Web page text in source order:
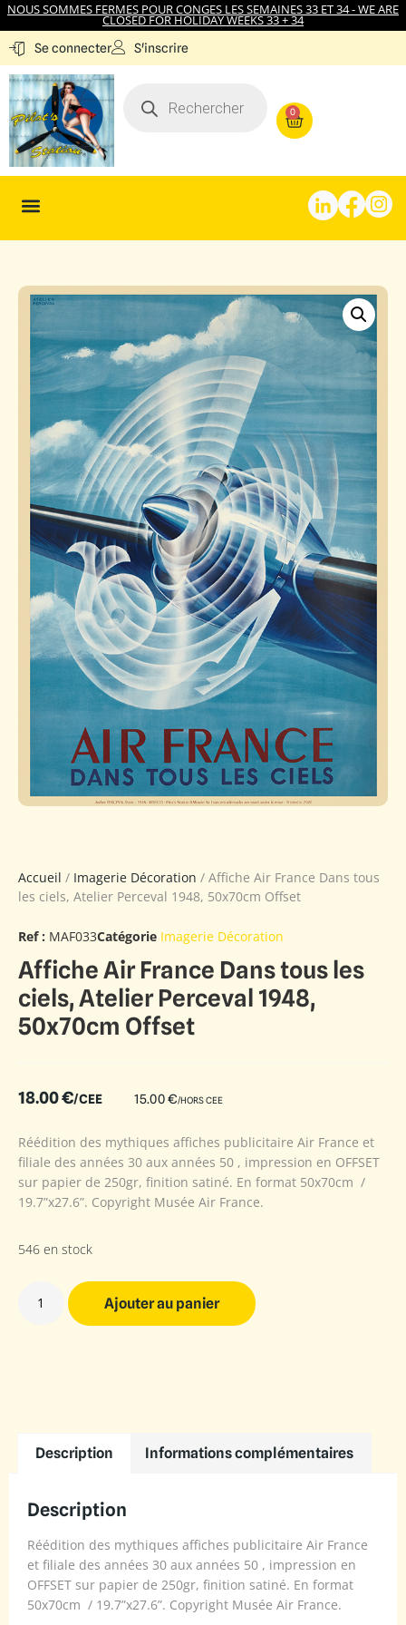
NOUS SOMMES FERMES POUR CONGES LES SEMAINES 33 ET 34 - WE ARE
CLOSED FOR HOLIDAY WEEKS 33 + 34
Se connecter S'inscrire
0
Accueil / Imagerie Décoration / Affiche Air France Dans tous
les ciels, Atelier Perceval 1948, 50x70cm Offset
Ref : MAF033Catégorie Imagerie Décoration
Affiche Air France Dans tous les
ciels, Atelier Perceval 1948,
50x70cm Offset
18.00€/CEE 15.00€/HORS CEE
Réédition des mythiques affiches publicitaire Air France et
filiale des années 30 aux années 50 , impression en OFFSET
sur papier de 250gr, finition satiné. En format 50x70cm /
19.7”x27.6”. Copyright Musée Air France.
546 en stock
Ajouter au panier
Description Informations complémentaires
Description
Réédition des mythiques affiches publicitaire Air France
et filiale des années 30 aux années 50 , impression en
OFFSET sur papier de 250gr, finition satiné. En format
50x70cm / 19.7”x27.6”. Copyright Musée Air France.